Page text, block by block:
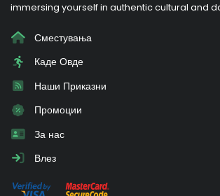
immersing yourself in authentic cultural and
Сместувања
Каде Овде
Наши Приказни
Промоции
За нас
Влез